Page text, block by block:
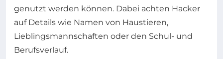
genutzt werden können. Dabei achten Hacker
auf Details wie Namen von Haustieren,
Lieblingsmannschaften oder den Schul- und
Berufsverlauf.